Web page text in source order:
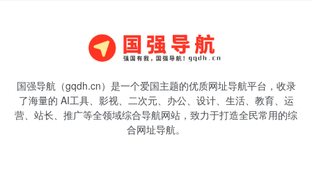
国强导航（gqdh.cn）是一个爱国主题的优质网址导航平台，收录
了海量的 AI工具、影视、二次元、办公、设计、生活、教育、运
营、站长、推广等全领域综合导航网站，致力于打造全民常用的综
合网址导航。